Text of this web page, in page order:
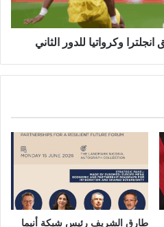
طارق الشريف رئيس شبكة أنيما